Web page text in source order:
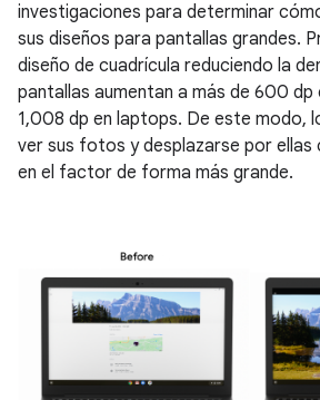
investigaciones para determinar
sus diseños para pantallas grandes.
diseño de cuadrícula reduciendo la
pantallas aumentan a más de 600 dp
1,008 dp en laptops. De este modo,
ver sus fotos y desplazarse por ellas
en el factor de forma más grande.